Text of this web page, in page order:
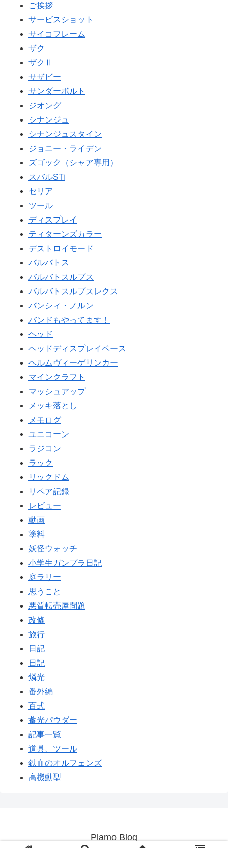
ご挨拶
サービスショット
サイコフレーム
ザク
ザクⅡ
サザビー
サンダーボルト
ジオング
シナンジュ
シナンジュスタイン
ジョニー・ライデン
ズゴック（シャア専用）
スバルSTi
セリア
ツール
ディスプレイ
ティターンズカラー
デストロイモード
バルバトス
バルバトスルプス
バルバトスルプスレクス
バンシィ・ノルン
バンドもやってます！
ヘッド
ヘッドディスプレイベース
ヘルムヴィーゲリンカー
マインクラフト
マッシュアップ
メッキ落とし
メモログ
ユニコーン
ラジコン
ラック
リックドム
リペア記録
レビュー
動画
塗料
妖怪ウォッチ
小学生ガンプラ日記
庭ラリー
思うこと
悪質転売屋問題
改修
旅行
日記
日記
燐光
番外編
百式
蓄光パウダー
記事一覧
道具、ツール
鉄血のオルフェンズ
高機動型
Plamo Blog